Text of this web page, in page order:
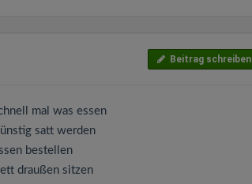
Beitrag schreiben
mal was essen
satt werden
bestellen
draußen sitzen